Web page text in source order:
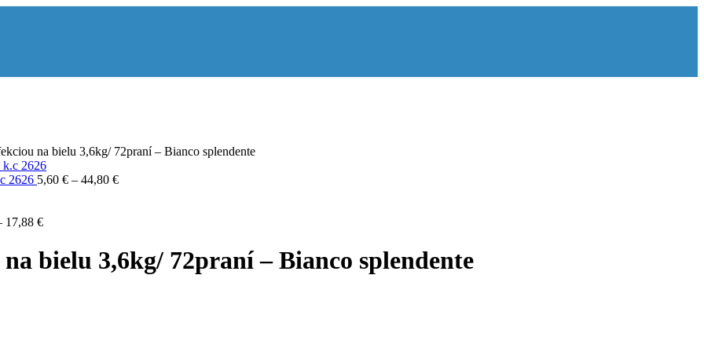
na bielu 3,6kg/ 72praní – Bianco splendente
2626 5,60 € – 44,80 €
17,88 €
bielu 3,6kg/ 72praní – Bianco splendente